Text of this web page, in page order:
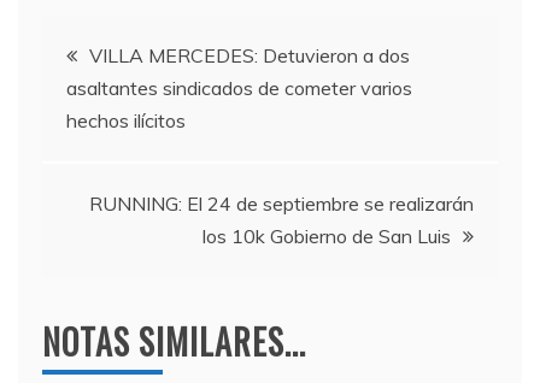
b
o
o
a
m
A
p
Navegación
de
VILLA MERCEDES: Detuvieron a dos
asaltantes sindicados de cometer varios
hechos ilícitos
RUNNING: El 24 de septiembre se realizarán
los 10k Gobierno de San Luis
NOTAS SIMILARES...